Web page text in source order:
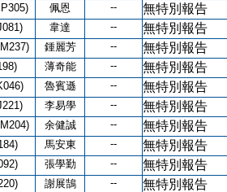
佩恩 -- 無特別報告
韋達 -- 無特別報告
鍾麗芳 -- 無特別報告
薄奇能 -- 無特別報告
魯賓遜 -- 無特別報告
李易學 -- 無特別報告
余健誠 -- 無特別報告
馬安東 -- 無特別報告
張學勤 -- 無特別報告
謝展鵠 -- 無特別報告